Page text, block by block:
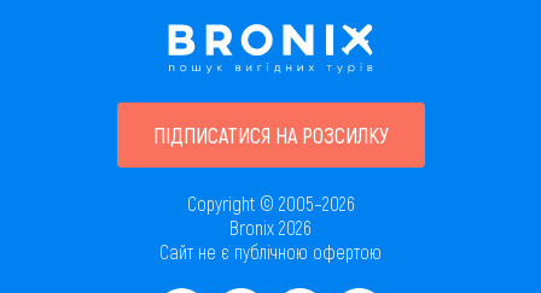
ПІДПИСАТИСЯ НА РОЗСИЛКУ
Copyright © 2005–2026
Bronix 2026
Сайт не є публічною офертою